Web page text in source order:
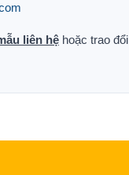
liên hệ hoặc trao